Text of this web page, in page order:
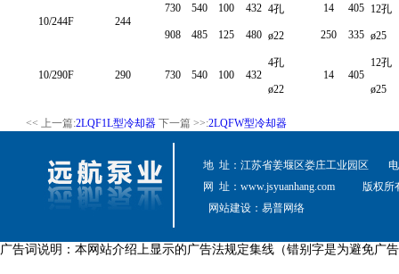
10/244F 244
730 540 100 432 4孔
ø22
14 405 12孔
ø25
908 485 125 480 250 335
10/290F 290 730 540 100 432
4孔
ø22
14 405
12孔
ø25
<< 上一篇:2LQF1L型冷却器下一篇 >>:2LQFW型冷却器
地 址：江苏省姜堰区娄庄工业园区
网 址： www.jsyuanhang.com
版权所
网站建设： 易普网络
广告词说明：本网站介绍上显示的广告法规定集线（错别字是为避免广